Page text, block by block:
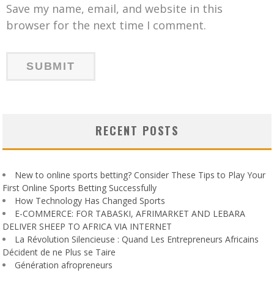
Save my name, email, and website in this
browser for the next time I comment.
RECENT POSTS
New to online sports betting? Consider These Tips to Play Your
First Online Sports Betting Successfully
How Technology Has Changed Sports
E-COMMERCE: FOR TABASKI, AFRIMARKET AND LEBARA
DELIVER SHEEP TO AFRICA VIA INTERNET
La Révolution Silencieuse : Quand Les Entrepreneurs Africains
Décident de ne Plus se Taire
Génération afropreneurs